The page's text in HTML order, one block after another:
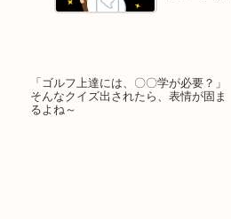
「ゴルフ上達には、〇〇学が必要？」
そんなクイズ出されたら、表情が固ま
るよね～